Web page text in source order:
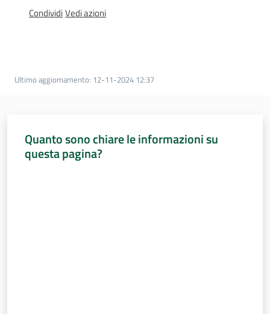
CondividiVedi azioni
Ultimo aggiornamento: 12-11-2024 12:37
Quanto sono chiare le informazioni su
questa pagina?